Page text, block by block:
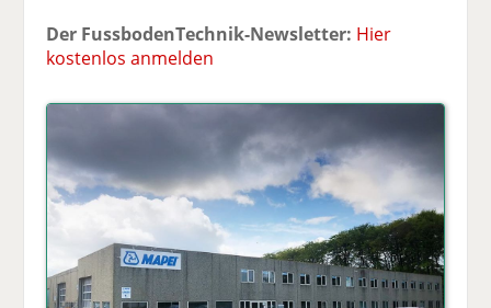
Der FussbodenTechnik-Newsletter: Hier
kostenlos anmelden